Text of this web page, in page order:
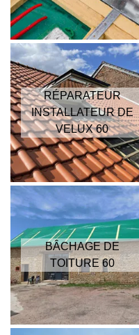
RÉPARATEUR
INSTALLATEUR DE
VELUX 60
BÂCHAGE DE
TOITURE 60